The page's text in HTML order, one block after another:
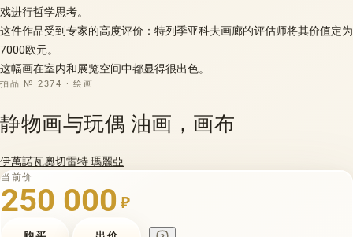
戏进行哲学思考。
这件作品受到专家的高度评价：特列季亚科夫画廊的评估师将其价值定为
7000欧元。
这幅画在室内和展览空间中都显得很出色。
拍品 № 2374 · 绘画
静物画与玩偶 油画，画布
伊萬諾瓦奧切雷特 瑪麗亞
当前价
250 000 ₽